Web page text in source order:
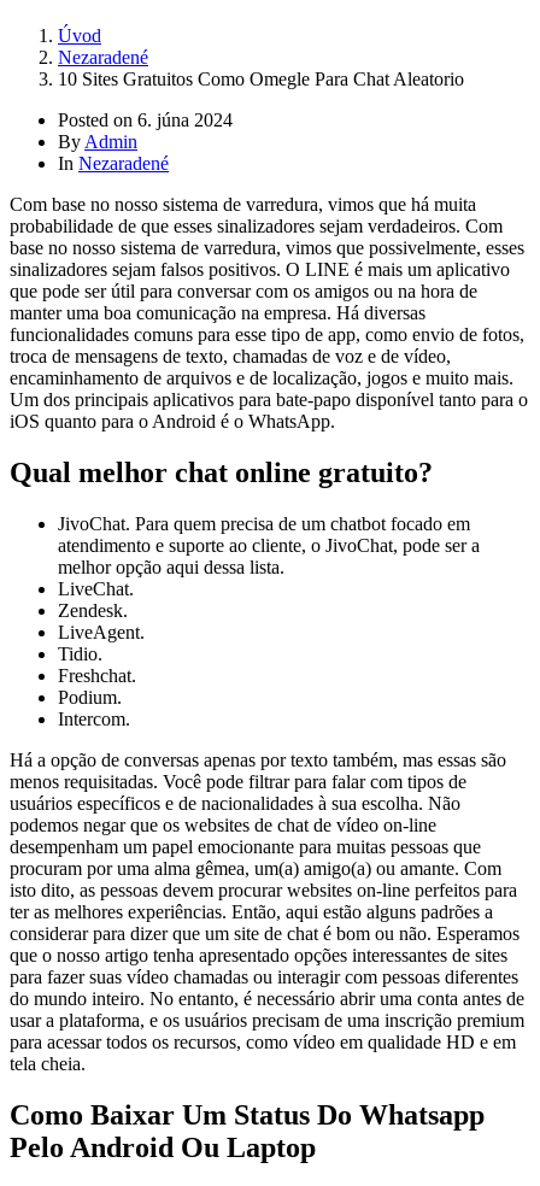
Úvod
Nezaradené
10 Sites Gratuitos Como Omegle Para Chat Aleatorio
Posted on 6. júna 2024
By Admin
In Nezaradené
Com base no nosso sistema de varredura, vimos que há muita
probabilidade de que esses sinalizadores sejam verdadeiros. Com
base no nosso sistema de varredura, vimos que possivelmente, esses
sinalizadores sejam falsos positivos. O LINE é mais um aplicativo
que pode ser útil para conversar com os amigos ou na hora de
manter uma boa comunicação na empresa. Há diversas
funcionalidades comuns para esse tipo de app, como envio de fotos,
troca de mensagens de texto, chamadas de voz e de vídeo,
encaminhamento de arquivos e de localização, jogos e muito mais.
Um dos principais aplicativos para bate-papo disponível tanto para o
iOS quanto para o Android é o WhatsApp.
Qual melhor chat online gratuito?
JivoChat. Para quem precisa de um chatbot focado em
atendimento e suporte ao cliente, o JivoChat, pode ser a
melhor opção aqui dessa lista.
LiveChat.
Zendesk.
LiveAgent.
Tidio.
Freshchat.
Podium.
Intercom.
Há a opção de conversas apenas por texto também, mas essas são
menos requisitadas. Você pode filtrar para falar com tipos de
usuários específicos e de nacionalidades à sua escolha. Não
podemos negar que os websites de chat de vídeo on-line
desempenham um papel emocionante para muitas pessoas que
procuram por uma alma gêmea, um(a) amigo(a) ou amante. Com
isto dito, as pessoas devem procurar websites on-line perfeitos para
ter as melhores experiências. Então, aqui estão alguns padrões a
considerar para dizer que um site de chat é bom ou não. Esperamos
que o nosso artigo tenha apresentado opções interessantes de sites
para fazer suas vídeo chamadas ou interagir com pessoas diferentes
do mundo inteiro. No entanto, é necessário abrir uma conta antes de
usar a plataforma, e os usuários precisam de uma inscrição premium
para acessar todos os recursos, como vídeo em qualidade HD e em
tela cheia.
Como Baixar Um Status Do Whatsapp
Pelo Android Ou Laptop